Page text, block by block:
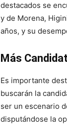
destacados se
y de Morena,
años, y su
Más
Es importante
buscarán la
ser un escenario
disputándose la